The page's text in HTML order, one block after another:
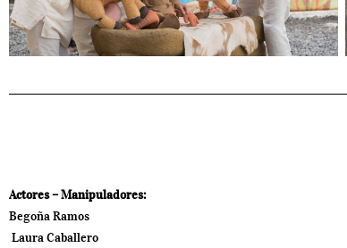
Actores – Manipuladores:
Begoña Ramos
Laura Caballero